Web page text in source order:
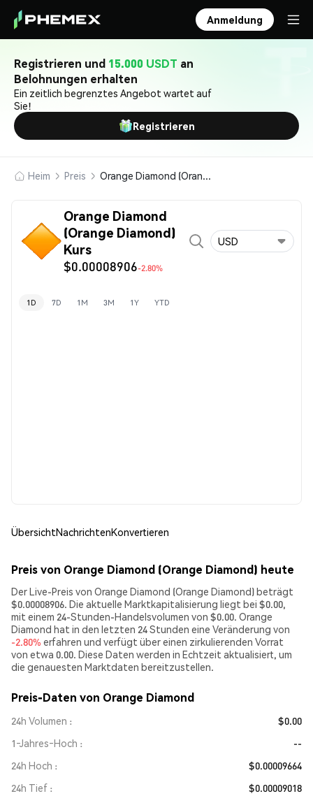
Anmeldung
Registrieren und 15.000 USDT an
Belohnungen erhalten
Ein zeitlich begrenztes Angebot wartet auf
Sie!
Registrieren
Heim Preis Orange Diamond (Orange Diamond)
Orange Diamond
(Orange Diamond)
Kurs
$0.00008906-2.80%
USD
1D 7D 1M 3M 1Y YTD
ÜbersichtNachrichtenKonvertieren
Preis von Orange Diamond (Orange Diamond) heute
Der Live-Preis von Orange Diamond (Orange Diamond) beträgt
$0.00008906. Die aktuelle Marktkapitalisierung liegt bei $0.00,
mit einem 24-Stunden-Handelsvolumen von $0.00. Orange
Diamond hat in den letzten 24 Stunden eine Veränderung von
-2.80% erfahren und verfügt über einen zirkulierenden Vorrat
von etwa 0.00. Diese Daten werden in Echtzeit aktualisiert, um
die genauesten Marktdaten bereitzustellen.
Preis-Daten von Orange Diamond
24h Volumen
$0.00
1‑Jahres‑Hoch
--
24h Hoch
$0.00009664
24h Tief
$0.00009018